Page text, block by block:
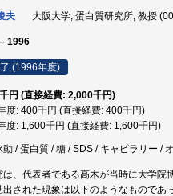
夫 大阪大学, 蛋白質研究所, 教授
1996
(1996年度)
円 (直接経費: 2,000千円)
度: 400千円 (直接経費: 400千円)
度: 1,600千円 (直接経費: 1,600千円)
動 / 蛋白質 / 糖 / SDS / キャピラリー /
は、代表者である高木が当時に大学院
出された現象は以下のようなもので